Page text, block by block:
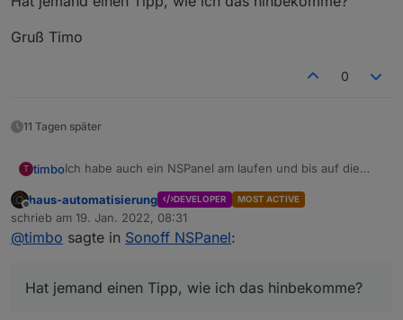
Gruß Timo
0
11 Tagen später
T timboIch habe auch ein NSPanel am laufen und bis auf die
Was ich gern hätte, wäre folgendes:
der linke Schalter schaltet eine Deckenlampe an/aus -
alles perfekt. Der rechte Schalter ist momentan so, dass
ich den Status im ioBrocker abfrage und damit dann Hue
dieser die Hue Lampen auch geschaltet werden können,
Hat jemand einen Tipp, wie ich das hinbekomme?
Offline
haus-automatisierung DEVELOPER MOST ACTIVE
schrieb am 19. Jan. 2022, 08:31
zuletzt editiert von
@timbo sagte in Sonoff NSPanel:
Hat jemand einen Tipp, wie ich das hinbekomme?